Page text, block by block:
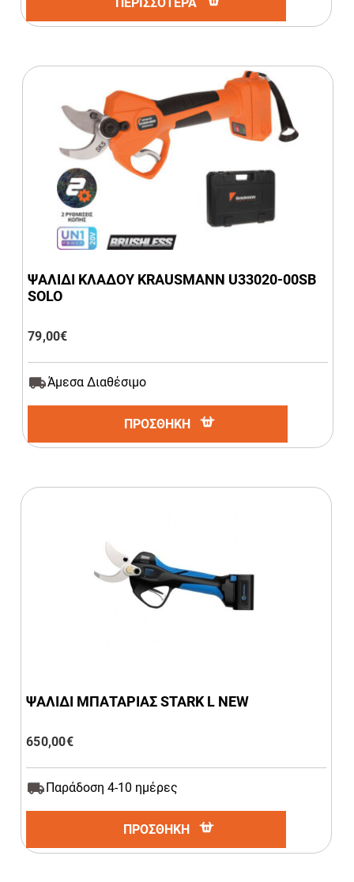
ΨΑΛΙΔΙ ΚΛΑΔΟΥ KRAUSMANN U33020-00SB
SOLO
79,00€
Άμεσα Διαθέσιμο
ΠΡΟΣΘΗΚΗ
ΨΑΛΙΔΙ ΜΠΑΤΑΡΙΑΣ STARK L NEW
650,00€
Παράδοση 4-10 ημέρες
ΠΡΟΣΘΗΚΗ